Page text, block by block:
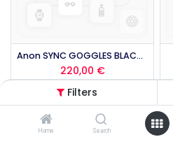
Filters
Home Search
Anon SYNC GOGGLES BLACK 2026
220,00 €